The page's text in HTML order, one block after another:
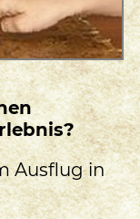
Ausflug in